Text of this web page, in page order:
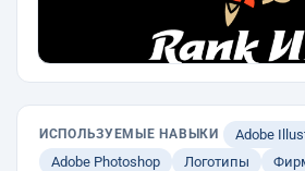
ИСПОЛЬЗУЕМЫЕ НАВЫКИ
Adobe
Adobe Photoshop
Логотипы